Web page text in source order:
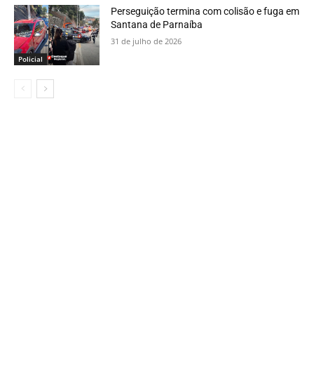
Policial
Perseguição termina com colisão e fuga em
Santana de Parnaíba
31 de julho de 2026